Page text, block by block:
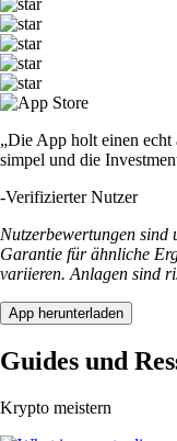
„Die App holt einen
simpel und die
-Verifizierter Nutzer
Nutzerbewertungen sind
Garantie für ähnliche
variieren. Anlagen sind
App herunterladen
Guides und
Krypto meistern